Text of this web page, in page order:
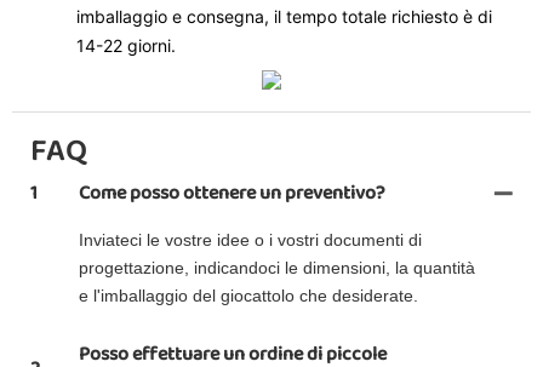
imballaggio e consegna, il tempo totale richiesto è di
14-22 giorni.
FAQ
1 Come posso ottenere un preventivo?
Inviateci le vostre idee o i vostri documenti di
progettazione, indicandoci le dimensioni, la quantità
e l'imballaggio del giocattolo che desiderate.
Posso effettuare un ordine di piccole